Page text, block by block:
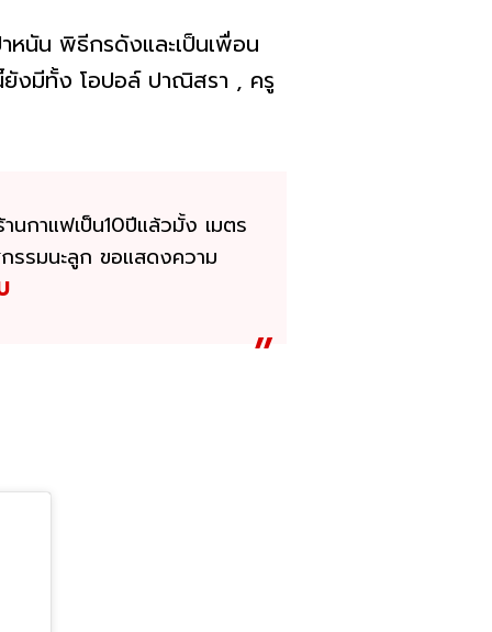
หนัน พิธีกรดังและเป็นเพื่อน
ยังมีทั้ง โอปอล์ ปาณิสรา , ครู
นกาแฟเป็น10ปีแล้วมั้ง เมตร
รรมนะลูก ขอแสดงความ